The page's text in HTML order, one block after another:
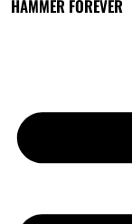
HAMMER FOREVER